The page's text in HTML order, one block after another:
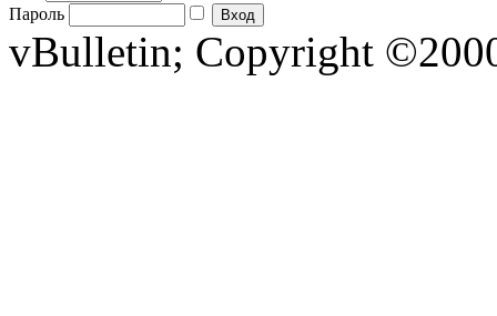
Пароль
vBulletin; Copyright